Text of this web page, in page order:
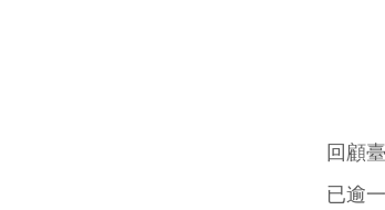
回顧
已逾